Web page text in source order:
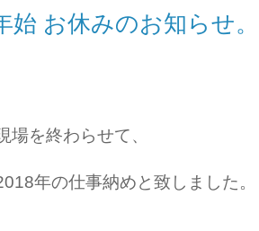
始 お休みのお知らせ。
場を終わらせて、
年の仕事納めと致しました。